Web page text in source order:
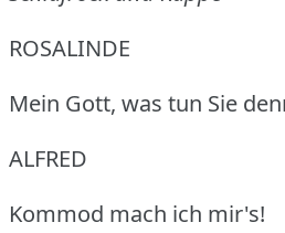
ROSALINDE
Mein Gott, was tun Sie
ALFRED
Kommod mach ich mir's!